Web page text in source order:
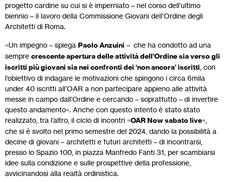
progetto cardine su cui si è imperniato – nel corso dell’ultimo
biennio – il lavoro della Commissione Giovani dell’Ordine degli
Architetti di Roma.
«Un impegno – spiega Paolo Anzuini – che ha condotto ad una
sempre crescente apertura delle attività dell’Ordine sia verso gli
iscritti più giovani sia nei confronti dei ‘non ancora’ iscritti , con
l’obiettivo di indagare le motivazioni che spingono i circa 6mila
under 40 iscritti all’OAR a non partecipare appieno alle attività
messe in campo dall’Ordine e cercando – soprattutto – di invertire
questo andamento». Anche con questo intento è stato stato
realizzato, tra l’altro, il ciclo di incontri «OAR Now sabato live»,
che si è svolto nel primo semestre del 2024, dando la possibilità a
decine di giovani – architetti e futuri architetti – di incontrarsi,
presso lo Spazio 100, in piazza Manfredo Fanti 31, per scambiarsi
idee sulla condizione e sulle prospettive della professione,
avvicinandosi alla realtà ordinistica.